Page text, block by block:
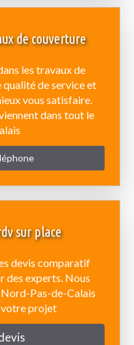
de couverture
les travaux de
de service et
vous satisfaire.
dans tout le
sur place
devis comparatif
des experts. Nous
Nord-Pas-de-Calais
projet